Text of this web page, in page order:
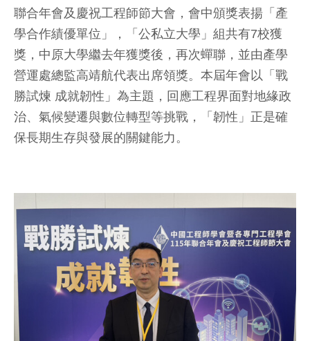
聯合年會及慶祝工程師節大會，會中頒獎表揚「產
學合作績優單位」，「公私立大學」組共有7校獲
獎，中原大學繼去年獲獎後，再次蟬聯，並由產學
營運處總監高靖航代表出席領獎。本屆年會以「戰
勝試煉 成就韌性」為主題，回應工程界面對地緣政
治、氣候變遷與數位轉型等挑戰，「韌性」正是確
保長期生存與發展的關鍵能力。